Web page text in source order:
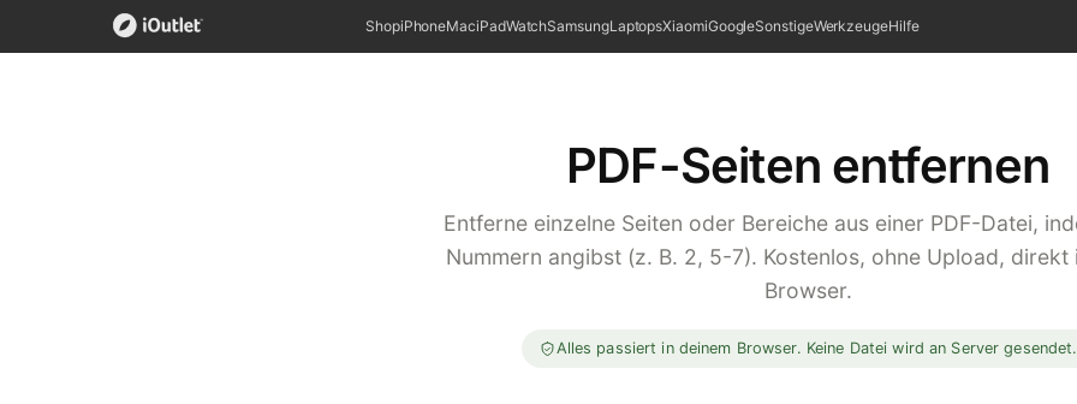
ShopiPhoneMaciPadWatchSamsungLaptopsXiaomiGoogleSonstigeWerkzeugeHilfe
PDF-Seiten entfernen
Entferne einzelne Seiten oder Bereiche aus einer PDF-Datei,
Nummern angibst (z. B. 2, 5-7). Kostenlos, ohne Upload, direkt
Browser.
Alles passiert in deinem Browser. Keine Datei wird an Server gesendet.